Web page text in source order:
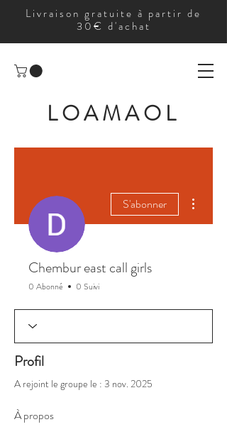
Livraison gratuite à partir de
30€ d'achat
LOAMAOL
S'abonner
Chembur east call girls
0 Abonné 0 Suivi
Profil
A rejoint le groupe le : 3 nov. 2025
À propos